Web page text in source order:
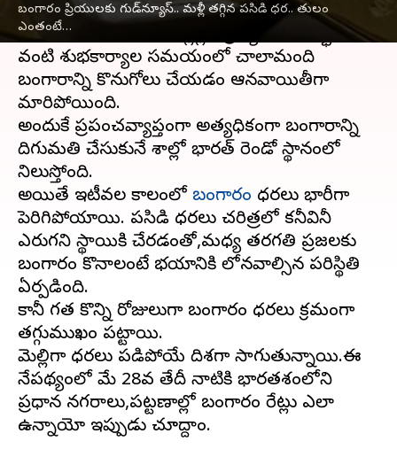
బంగారం ప్రియులకు గుడ్‌న్యూస్.. మళ్లీ తగ్గిన పసిడి ధర.. తులం
ఎంతంటే…
మన దేశంలో బంగారానికి ఎప్పుడూ అధిక డిమాండ్‌
ఉంటుంది. పండుగలు,పెళ్లిళ్లు, ప్రత్యేక సందర్భాలు
వంటి శుభకార్యాల సమయంలో చాలామంది
బంగారాన్ని కొనుగోలు చేయడం ఆనవాయితీగా
మారిపోయింది.
అందుకే ప్రపంచవ్యాప్తంగా అత్యధికంగా బంగారాన్ని
దిగుమతి చేసుకునే దేశాల్లో భారత్‌ రెండో స్థానంలో
నిలుస్తోంది.
అయితే ఇటీవల కాలంలో బంగారం ధరలు భారీగా
పెరిగిపోయాయి. పసిడి ధరలు చరిత్రలో కనీవినీ
ఎరుగని స్థాయికి చేరడంతో,మధ్య తరగతి ప్రజలకు
బంగారం కొనాలంటే భయానికి లోనవాల్సిన పరిస్థితి
ఏర్పడింది.
కానీ గత కొన్ని రోజులుగా బంగారం ధరలు క్రమంగా
తగ్గుముఖం పట్టాయి.
మెల్లిగా ధరలు పడిపోయే దిశగా సాగుతున్నాయి.ఈ
నేపథ్యంలో మే 28వ తేదీ నాటికి భారతదేశంలోని
ప్రధాన నగరాలు,పట్టణాల్లో బంగారం రేట్లు ఎలా